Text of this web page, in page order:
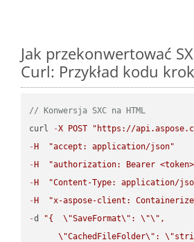
Jak przekonwertować
Curl: Przykład kodu
// Konwersja SXC na HTML
curl
-X POST
"https://
- H
"accept: application/json"
- H
"authorization: Bearer
- H
"Content-Type: application/
- H
"x-aspose-client:
-d "{ \"SaveFormat\" : \"\" ,
\"CachedFileFolder\" : \"